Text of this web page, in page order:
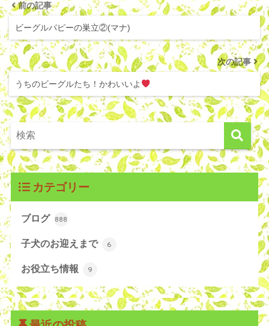
前の記事
ビーグルパピーの巣立②(マナ)
次の記事
うちのビーグルたち！かわいいよ
カテゴリー
ブログ 888
子犬のお迎えまで 6
お役立ち情報 9